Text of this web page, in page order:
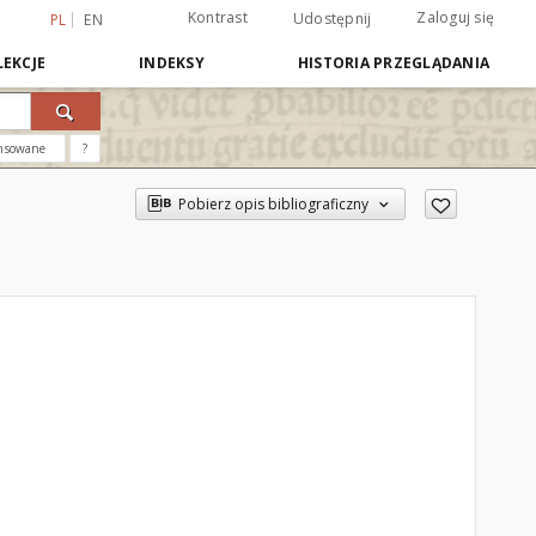
PL EN Kontrast Udostępnij Zaloguj się
INDEKSY HISTORIA PRZEGLĄDANIA
?
Pobierz opis bibliograficzny